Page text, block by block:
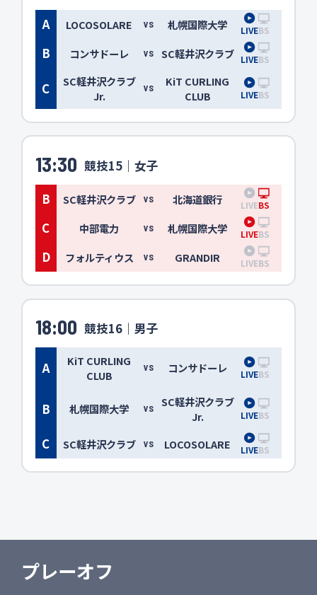
A
LOCOSOLARE VS 札幌国際大学 LIVEBS
B コンサドーレ VS SC軽井沢クラブ LIVEBS
C
SC軽井沢クラブ
Jr.
VS
KiT CURLING
CLUB
LIVEBS
13:30 競技15｜女子
B
SC軽井沢クラブ VS 北海道銀行 LIVEBS
C 中部電力 VS 札幌国際大学 LIVEBS
D フォルティウス VS GRANDIR LIVEBS
18:00 競技16｜男子
A
KiT CURLING
CLUB
VS コンサドーレ LIVEBS
B 札幌国際大学 VS
SC軽井沢クラブ
Jr.
LIVEBS
C SC軽井沢クラブ VS LOCOSOLARE LIVEBS
プレーオフ